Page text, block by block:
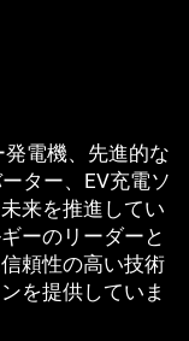
電機、先進的な
ター、EV充電ソ
来を推進してい
ーのリーダーと
頼性の高い技術
を提供していま